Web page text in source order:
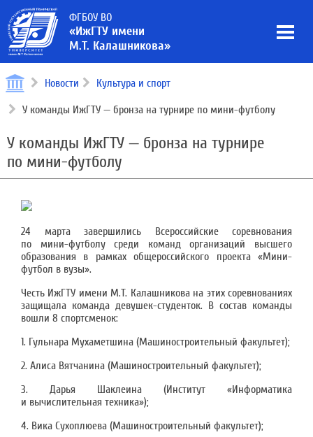
ФГБОУ ВО
«ИжГТУ имени
М.Т. Калашникова»
Новости Культура и спорт
У команды ИжГТУ — бронза на турнире по мини-футболу
У команды ИжГТУ — бронза на турнире
по мини-футболу
24 марта завершились Всероссийские соревнования
по мини-футболу среди команд организаций высшего
образования в рамках общероссийского проекта «Мини-
футбол в вузы».
Честь ИжГТУ имени М.Т. Калашникова на этих соревнованиях
защищала команда девушек-студенток. В состав команды
вошли 8 спортсменок:
1. Гульнара Мухаметшина (Машиностроительный факультет);
2. Алиса Вятчанина (Машиностроительный факультет);
3. Дарья Шаклеина (Институт «Информатика
и вычислительная техника»);
4. Вика Сухоплюева (Машиностроительный факультет);